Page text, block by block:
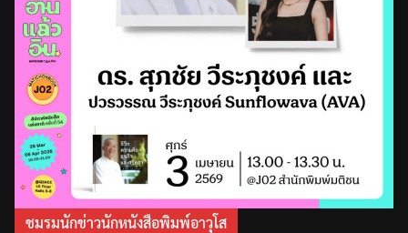
ชมรมนักข่าวนักหนังสือพิมพ์อาวุโส